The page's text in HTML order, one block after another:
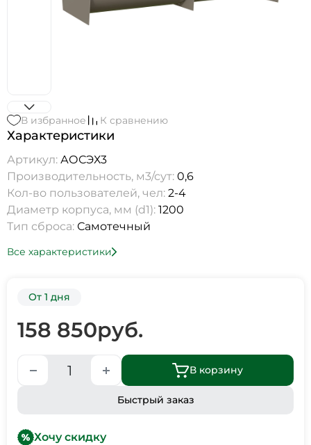
В избранное К сравнению
Характеристики
Артикул: АОСЭХ3
Производительность, м3/сут: 0,6
Кол-во пользователей, чел: 2-4
Диаметр корпуса, мм (d1): 1200
Тип сброса: Самотечный
Все характеристики
От 1 дня
158 850руб.
В корзину
Быстрый заказ
Хочу скидку